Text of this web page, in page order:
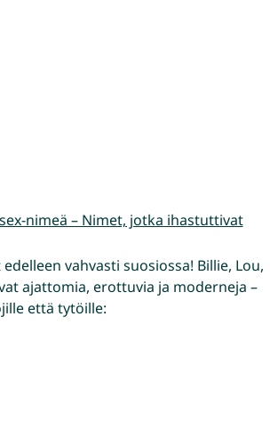
nimeä – Nimet, jotka ihastuttivat
vahvasti suosiossa! Billie, Lou,
ajattomia, erottuvia ja moderneja –
että tytöille: